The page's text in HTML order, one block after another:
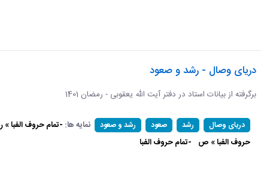
دریای وصال - رشد و صعود
برگرفته از بیانات استاد در دفتر آیت الله یعقوبی - رمضان 1401
دریای وصال رشد صعود رشد و صعود نمایه ها: -تمام حروف الفبا » ر
حروف الفبا » ص -تمام حروف الفبا